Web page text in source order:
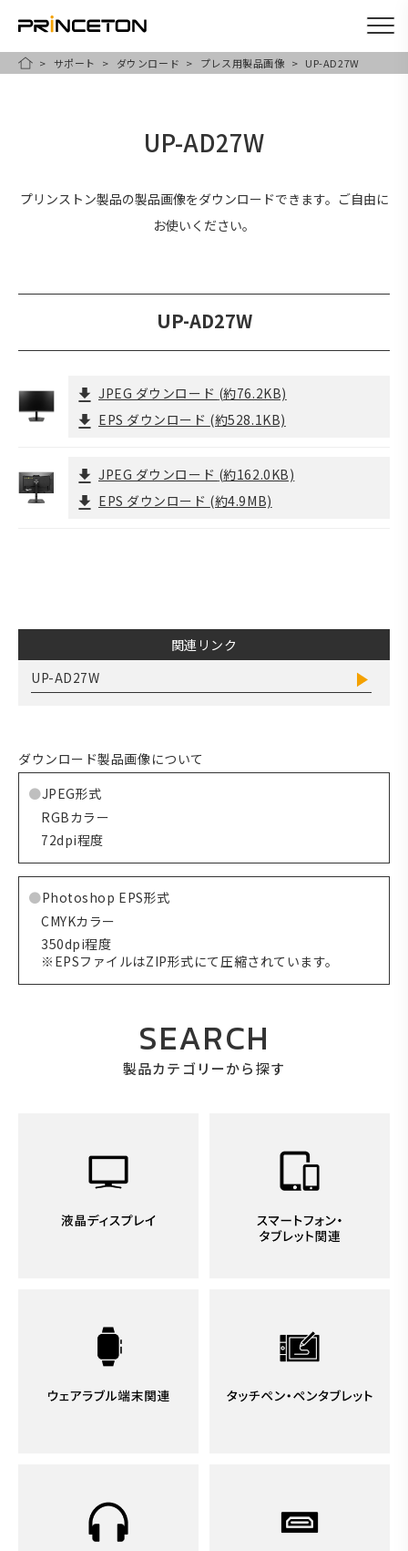
HOME
サポート ダウンロード プレス用製品画像 UP-AD27W
UP-AD27W
プリンストン製品の製品画像をダウンロードできます。ご自由に
お使いください。
UP-AD27W
JPEG ダウンロード (約76.2KB)
EPS ダウンロード (約528.1KB)
JPEG ダウンロード (約162.0KB)
EPS ダウンロード (約4.9MB)
関連リンク
UP-AD27W
ダウンロード製品画像について
JPEG形式
RGBカラー
72dpi程度
Photoshop EPS形式
CMYKカラー
350dpi程度
※EPSファイルはZIP形式にて圧縮されています。
SEARCH
製品カテゴリーから探す